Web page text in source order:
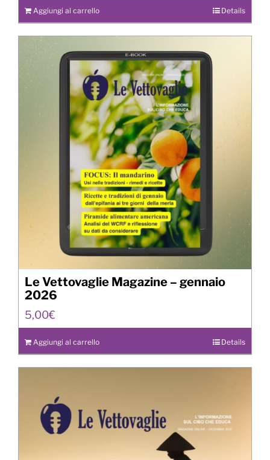
Aggiungi al carrello Details
Le Vettovaglie Magazine – gennaio
2026
5,00€
Aggiungi al carrello Details